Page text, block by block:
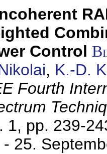
Control
, K.-D.
Fourth
1, pp. 239-
- 25.